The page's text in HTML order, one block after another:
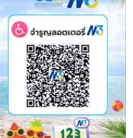
ชม
พิพิธภัณฑ์
พระพุทธ
คุณ
ฟรี
ตลอด
เดือน